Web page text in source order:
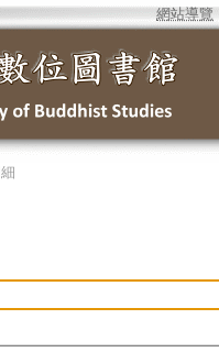
網站導覽